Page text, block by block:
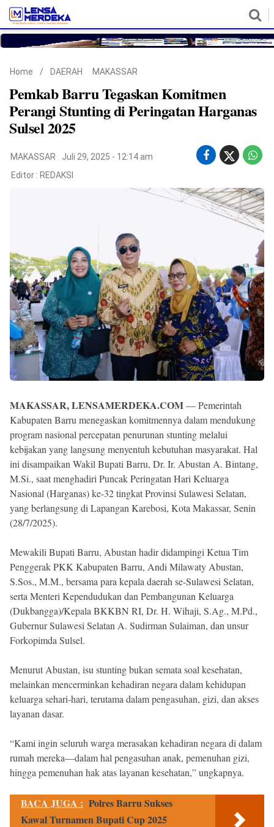
Home / DAERAH MAKASSAR
Pemkab Barru Tegaskan Komitmen
Perangi Stunting di Peringatan Harganas
Sulsel 2025
MAKASSAR
Juli 29, 2025 - 12:14 am
Editor : REDAKSI
MAKASSAR, LENSAMERDEKA.COM— Pemerintah
Kabupaten Barru menegaskan komitmennya dalam mendukung
program nasional percepatan penurunan stunting melalui
kebijakan yang langsung menyentuh kebutuhan masyarakat. Hal
ini disampaikan Wakil Bupati Barru, Dr. Ir. Abustan A. Bintang,
M.Si., saat menghadiri Puncak Peringatan Hari Keluarga
Nasional (Harganas) ke-32 tingkat Provinsi Sulawesi Selatan,
yang berlangsung di Lapangan Karebosi, Kota Makassar, Senin
(28/7/2025).
Mewakili Bupati Barru, Abustan hadir didampingi Ketua Tim
Penggerak PKK Kabupaten Barru, Andi Milawaty Abustan,
S.Sos., M.M., bersama para kepala daerah se-Sulawesi Selatan,
serta Menteri Kependudukan dan Pembangunan Keluarga
(Dukbangga)/Kepala BKKBN RI, Dr. H. Wihaji, S.Ag., M.Pd.,
Gubernur Sulawesi Selatan A. Sudirman Sulaiman, dan unsur
Forkopimda Sulsel.
Menurut Abustan, isu stunting bukan semata soal kesehatan,
melainkan mencerminkan kehadiran negara dalam kehidupan
keluarga sehari-hari, terutama dalam pengasuhan, gizi, dan akses
layanan dasar.
“Kami ingin seluruh warga merasakan kehadiran negara di dalam
rumah mereka—dalam hal pengasuhan anak, pemenuhan gizi,
hingga pemenuhan hak atas layanan kesehatan,” ungkapnya.
BACA JUGA : Polres Barru Sukses
Kawal Turnamen Bupati Cup 2025